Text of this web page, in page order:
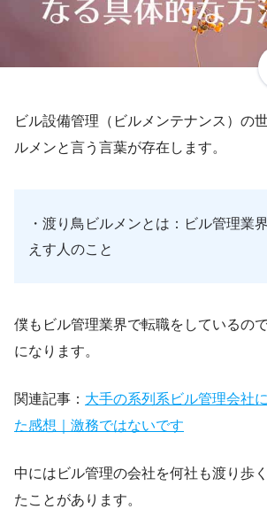
ビル設備管理（ビルメンテナンス）の
ルメンと言う言葉が存在します。
・渡り鳥ビルメンとは：ビル管理業
えす人のこと
僕もビル管理業界で転職をしているの
になります。
関連記事： 大手の系列系ビル管理会社
た感想｜激務ではないです
中にはビル管理の会社を何社も渡り歩
たことがあります。